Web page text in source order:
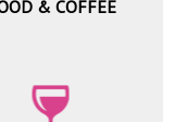
& COFFEE